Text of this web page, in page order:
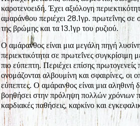
καροτενοειδή. Έχει αξιόλογη
αμαράνθου περιέχει 28.1γρ. πρωτεΐνης
της βρώμης και τα 13.1γρ του ρυζιού.
Ο αμάρανθος είναι μια μεγάλη πηγή
περιεκτικότητα σε πρωτεΐνες συγκρίσιμη
πιο εύπεπτη. Περιέχει επίσης πρωτογενείς
ονομάζονται αλβουμίνη και σφαιρίνες, οι
εύπεπτες. Ο αμάρανθος είναι μια αληθινή
βοηθήσει στην πρόληψη πολλών χρόνιων
καρδιακές παθήσεις, καρκίνο και